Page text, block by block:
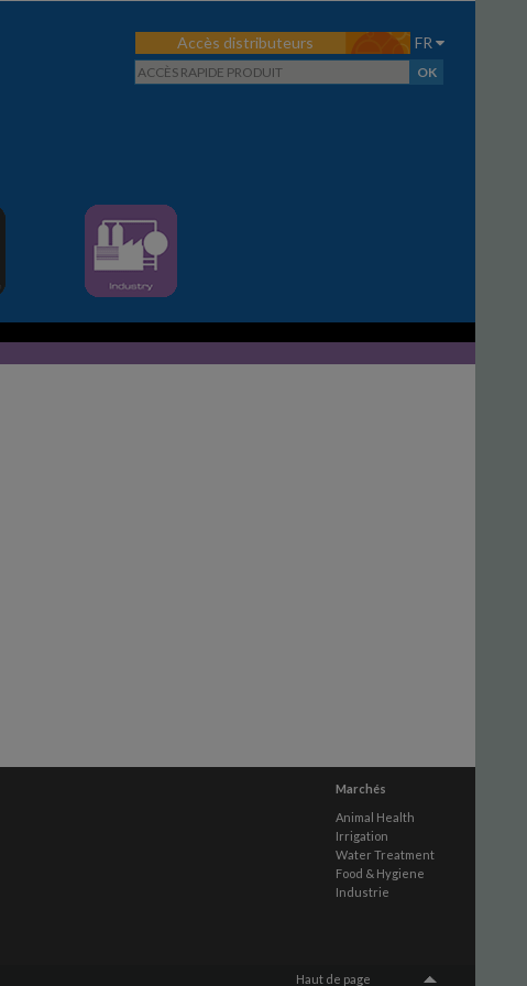
Accès distributeurs FR
Marchés
Animal Health
Irrigation
Water Treatment
Food & Hygiene
Industrie
Haut de page